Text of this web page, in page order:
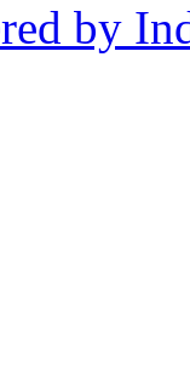
by